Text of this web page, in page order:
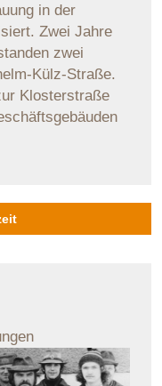
in der
Zwei Jahre
zwei
Külz-Straße.
Klosterstraße